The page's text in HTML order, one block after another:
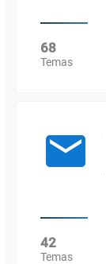
68
Temas
42
Temas